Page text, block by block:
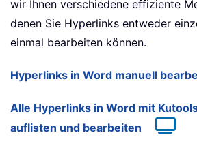
wir Ihnen verschiedene effiziente
denen Sie Hyperlinks entweder
einmal bearbeiten können.
Hyperlinks in Word manuell
Alle Hyperlinks in Word mit
auflisten und bearbeiten